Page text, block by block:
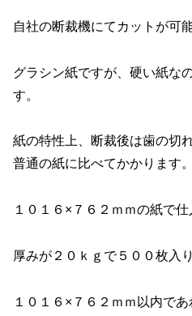
自社の断裁機にてカットが可能
グラシン紙ですが、硬い紙な
す。
紙の特性上、断裁後は歯の切
普通の紙に比べてかかります。
１０１６×７６２ｍｍの紙で仕
厚みが２０ｋｇで５００枚入り
１０１６×７６２ｍｍ以内で